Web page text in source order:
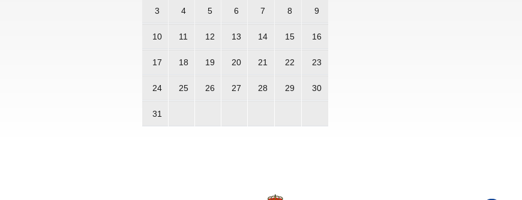
3 4 5 6 7 8 9
10 11 12 13 14 15 16
17 18 19 20 21 22 23
24 25 26 27 28 29 30
31